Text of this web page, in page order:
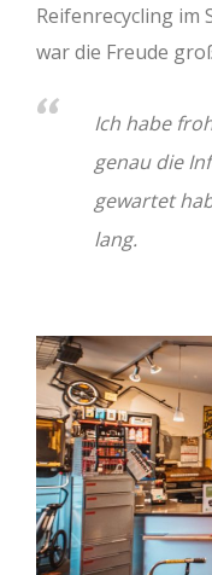
Reifenrecycling im
war die Freude
Ich habe
genau die
gewartet
lang.